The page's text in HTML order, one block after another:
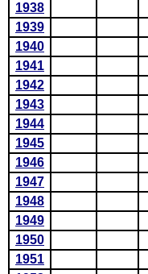
1938
1939
1940
1941
1942
1943
1944
1945
1946
1947
1948
1949
1950
1951